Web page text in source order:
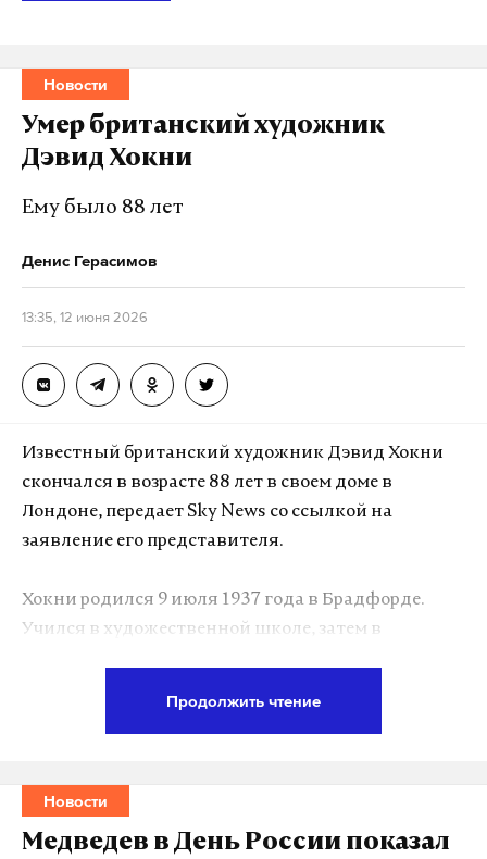
Новости
Умер британский художник
Дэвид Хокни
Ему было 88 лет
Денис Герасимов
13:35, 12 июня 2026
Известный британский художник Дэвид Хокни
скончался в возрасте 88 лет в своем доме в
Лондоне, передает Sky News со ссылкой на
заявление его представителя.
Хокни родился 9 июля 1937 года в Брадфорде.
Учился в художественной школе, затем в
В 1964 году переехал в Лос-Анджелес, где создал
серию картин с бассейнами, ставших его
Продолжить чтение
Новости
Медведев в День России показал